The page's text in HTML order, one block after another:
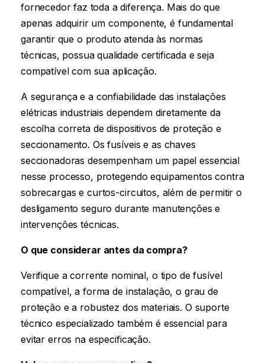
fornecedor faz toda a diferença. Mais do que
apenas adquirir um componente, é fundamental
garantir que o produto atenda às normas
técnicas, possua qualidade certificada e seja
compatível com sua aplicação.
A segurança e a confiabilidade das instalações
elétricas industriais dependem diretamente da
escolha correta de dispositivos de proteção e
seccionamento. Os fusíveis e as chaves
seccionadoras desempenham um papel essencial
nesse processo, protegendo equipamentos contra
sobrecargas e curtos-circuitos, além de permitir o
desligamento seguro durante manutenções e
intervenções técnicas.
O que considerar antes da compra?
Verifique a corrente nominal, o tipo de fusível
compatível, a forma de instalação, o grau de
proteção e a robustez dos materiais. O suporte
técnico especializado também é essencial para
evitar erros na especificação.